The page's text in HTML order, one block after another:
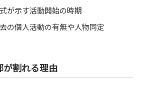
が示す活動開始の時期
の個人活動の有無や人物同定
が割れる理由